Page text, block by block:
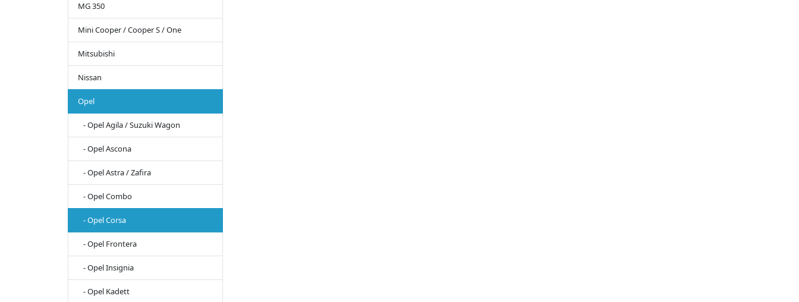
MG 350
Mini Cooper / Cooper S / One
Mitsubishi
Nissan
Opel
- Opel Agila / Suzuki Wagon
- Opel Ascona
- Opel Astra / Zafira
- Opel Combo
- Opel Corsa
- Opel Frontera
- Opel Insignia
- Opel Kadett